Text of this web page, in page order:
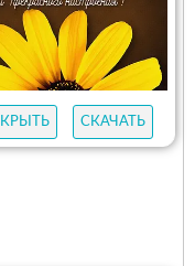
СКАЧАТЬ